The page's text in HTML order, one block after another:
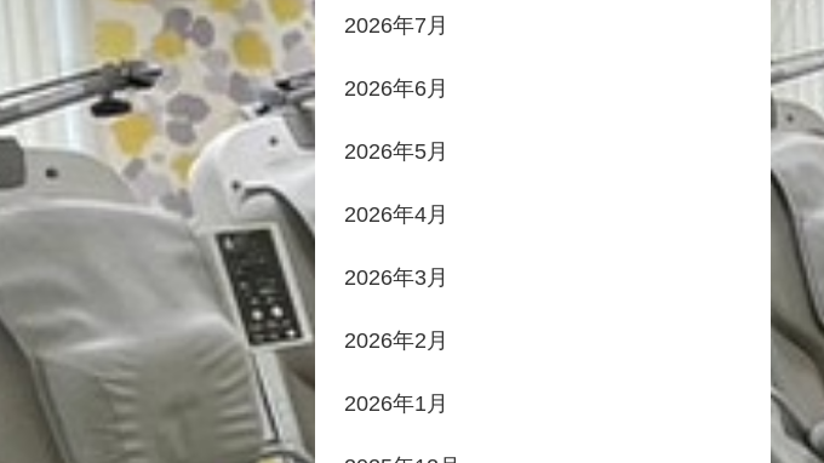
2026年7月
2026年6月
2026年5月
2026年4月
2026年3月
2026年2月
2026年1月